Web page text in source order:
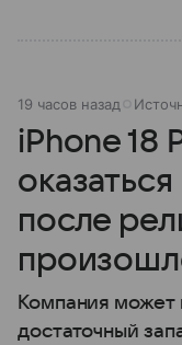
19 часов назад
iPhone 18
после
Компания может
достаточный